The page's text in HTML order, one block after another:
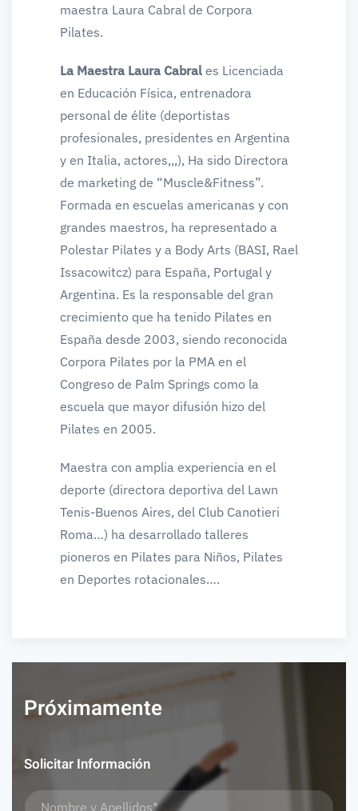
maestra Laura Cabral de Corpora
Pilates.
La Maestra Laura Cabral es Licenciada
en Educación Física, entrenadora
personal de élite (deportistas
profesionales, presidentes en Argentina
y en Italia, actores,,,), Ha sido Directora
de marketing de “Muscle&Fitness”.
Formada en escuelas americanas y con
grandes maestros, ha representado a
Polestar Pilates y a Body Arts (BASI, Rael
Issacowitcz) para España, Portugal y
Argentina. Es la responsable del gran
crecimiento que ha tenido Pilates en
España desde 2003, siendo reconocida
Corpora Pilates por la PMA en el
Congreso de Palm Springs como la
escuela que mayor difusión hizo del
Pilates en 2005.
Maestra con amplia experiencia en el
deporte (directora deportiva del Lawn
Tenis-Buenos Aires, del Club Canotieri
Roma…) ha desarrollado talleres
pioneros en Pilates para Niños, Pilates
en Deportes rotacionales….
Próximamente
Solicitar Información